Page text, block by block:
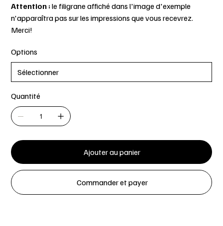
Attention :le filigrane affiché dans l'image d'exemple
n'apparaîtra pas sur les impressions que vous recevrez.
Merci!
Options
Quantité
Ajouter au panier
Commander et payer